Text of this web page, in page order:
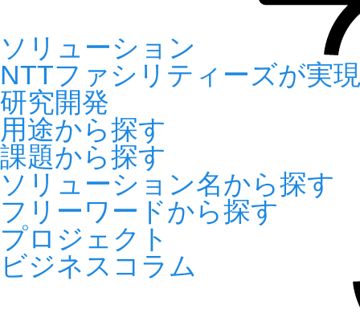
ソリューション
NTTファシリティーズが実
研究開発
用途から探す
課題から探す
ソリューション名から探す
フリーワードから探す
プロジェクト
ビジネスコラム